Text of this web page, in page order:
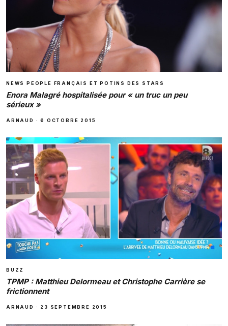
NEWS PEOPLE FRANÇAIS ET POTINS DES STARS
Enora Malagré hospitalisée pour « un truc un peu
sérieux »
ARNAUD ·6 OCTOBRE 2015
BUZZ
TPMP : Matthieu Delormeau et Christophe Carrière se
frictionnent
ARNAUD · 23 SEPTEMBRE 2015